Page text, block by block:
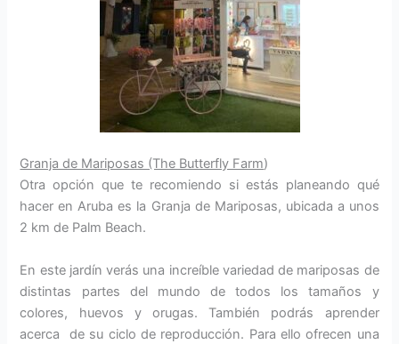
Granja de Mariposas (The Butterfly Farm)
Otra opción que te recomiendo si estás planeando qué
hacer en Aruba es la Granja de Mariposas, ubicada a unos
2 km de Palm Beach.
En este jardín verás una increíble variedad de mariposas de
distintas partes del mundo de todos los tamaños y
colores, huevos y orugas. También podrás aprender
acerca de su ciclo de reproducción. Para ello ofrecen una